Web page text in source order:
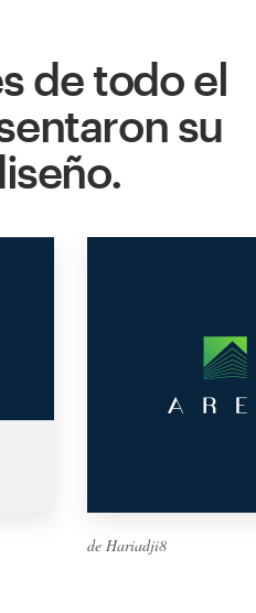
de todo el
su
de Hariadji8